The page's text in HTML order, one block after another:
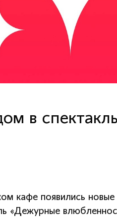
в
кафе появились новые
«Дежурные